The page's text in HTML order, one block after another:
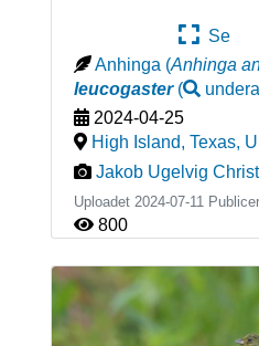
Se
Anhinga (Anhinga
leucogaster(
2024-04-25
High Island, Texas,
Jakob Ugelvig
Uploadet 2024-07-11
800